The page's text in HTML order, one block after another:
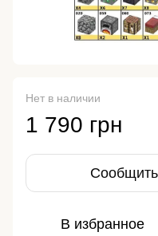
Нет в наличии
1 790 грн
В избранное